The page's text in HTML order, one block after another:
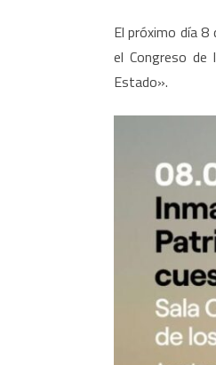
El próximo día 8
el Congreso de
Estado».